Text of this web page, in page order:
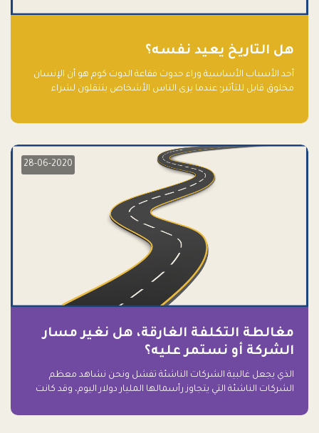
هل التاريخ يعيد نفسه؟
أحد الأسباب الأساسية وراء حدوث فقاعة الدوت كوم هو أن الإنسان
مخلوق قابل للتأثير؛ عندما يرى الناس الأشخاص يتنقلون لشراء
28-06-2020
مغالطة التكلفة الغارقة، هل نغير مسار
الشركة أو نستمر عليه؟
الذي يجعل غالبية الشركات الناشئة تفشل ونحن نشاهد معظم
الشركات الناشئة التي يتجاوز رأسمالها المليار دولار اليوم، وقد كانت